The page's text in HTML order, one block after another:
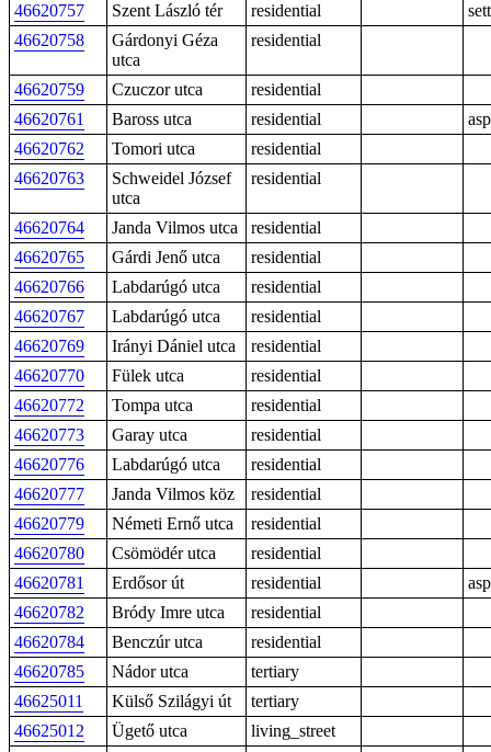
46620757
Szent László tér residential
sett
46620758
Gárdonyi Géza
utca
residential
46620759 Czuczor utca
residential
46620761
Baross utca residential
46620762
Tomori utca
residential
46620763
Schweidel József
utca
residential
46620764 Janda Vilmos utca
residential
46620765
Gárdi Jenő utca
residential
46620766
Labdarúgó utca
residential
46620767
Labdarúgó utca
residential
46620769
Irányi Dániel utca
residential
46620770
Fülek utca
residential
46620772
Tompa utca
residential
46620773
Garay utca
residential
46620776
Labdarúgó utca
residential
46620777
Janda Vilmos köz
residential
46620779
Németi Ernő utca
residential
46620780
Csömödér utca
residential
46620781
Erdősor út residential
46620782
Bródy Imre utca
residential
46620784
Benczúr utca
residential
46620785
Nádor utca
tertiary
46625011
Külső Szilágyi út
tertiary
46625012
Ügető utca
living_street